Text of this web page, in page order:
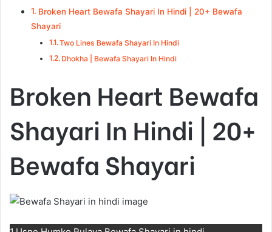
Broken Heart Bewafa Shayari In Hindi | 20+ Bewafa
Shayari
Two Lines Bewafa Shayari In Hindi
Dhokha | Bewafa Shayari In Hindi
Broken Heart Bewafa
Shayari In Hindi | 20+
Bewafa Shayari